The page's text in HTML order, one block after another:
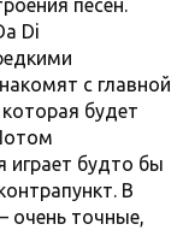
Di
с главной
будет
играет будто бы
В
очень точные,